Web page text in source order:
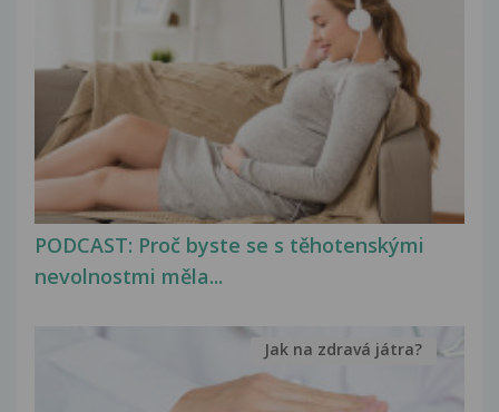
PODCAST: Proč byste se s těhotenskými
nevolnostmi měla...
Jak na zdravá játra?